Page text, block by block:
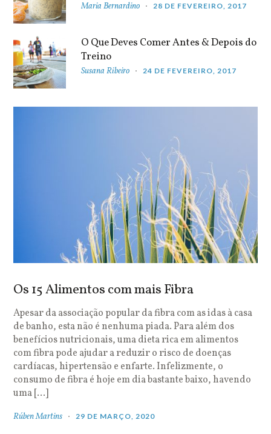
Maria Bernardino 28 DE FEVEREIRO, 2017
O Que Deves Comer Antes & Depois do
Treino
Susana Ribeiro 24 DE FEVEREIRO, 2017
Os 15 Alimentos com mais Fibra
Apesar da associação popular da fibra com as idas à casa
de banho, esta não é nenhuma piada. Para além dos
benefícios nutricionais, uma dieta rica em alimentos
com fibra pode ajudar a reduzir o risco de doenças
cardíacas, hipertensão e enfarte. Infelizmente, o
consumo de fibra é hoje em dia bastante baixo, havendo
uma […]
Rúben Martins 29 DE MARÇO, 2020